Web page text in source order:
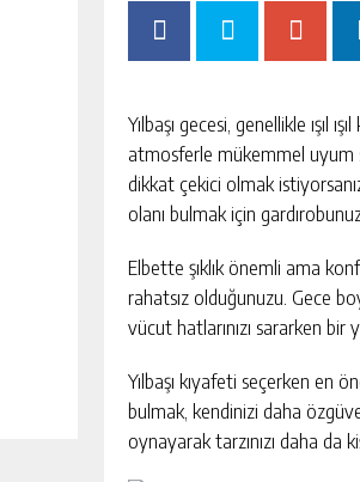
Yılbaşı gecesi, genellikle ışıl
atmosferle mükemmel uyum
dikkat çekici olmak
olanı bulmak için
Elbette şıklık önemli ama
rahatsız olduğunuzu. Gece
vücut hatlarınızı sararken
Yılbaşı kıyafeti seçerken en
bulmak, kendinizi daha
oynayarak tarzınızı daha da